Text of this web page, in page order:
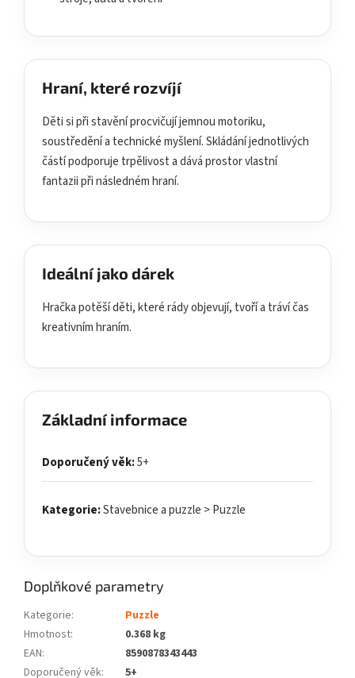
Hraní, které rozvíjí
Děti si při stavění procvičují jemnou motoriku,
soustředění a technické myšlení. Skládání jednotlivých
částí podporuje trpělivost a dává prostor vlastní
fantazii při následném hraní.
Ideální jako dárek
Hračka potěší děti, které rády objevují, tvoří a tráví čas
kreativním hraním.
Základní informace
Doporučený věk:5+
Kategorie:Stavebnice a puzzle > Puzzle
Doplňkové parametry
Kategorie:
Puzzle
Hmotnost:
0.368 kg
EAN:
8590878343443
Doporučený věk:
5+